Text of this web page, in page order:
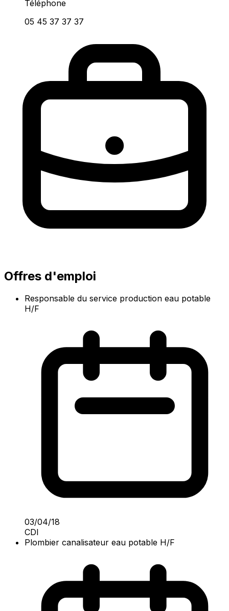
Téléphone
05 45 37 37 37
Offres d'emploi
Responsable du service production eau potable
H/F
03/04/18
CDI
Plombier canalisateur eau potable H/F